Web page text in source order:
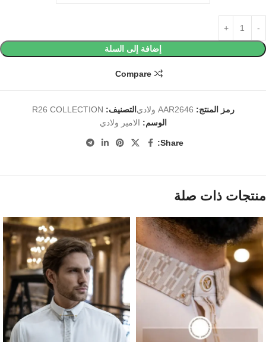
إضافة إلى السلة
Compare
رمز المنتج: AAR2646 ولادي التصنيف: R26 COLLECTION
الوسم: الامير ولادي
Share:
منتجات ذات صلة